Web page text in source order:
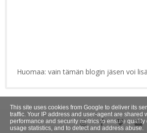
Huomaa: vain tämän blogin jäsen voi
This site uses cookies from Google to deliver its
traffic. Your IP address and user-agent are shared
performance and security metrics to ensure quality
usage statistics, and to detect and address abuse.